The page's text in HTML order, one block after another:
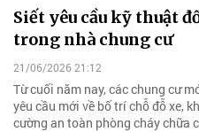
Siết yêu cầu kỹ thuật
trong nhà chung cư
21/06/2026 21:12
Từ cuối năm nay, các chung cư
yêu cầu mới về bố trí chỗ đỗ xe,
cường an toàn phòng cháy chữa